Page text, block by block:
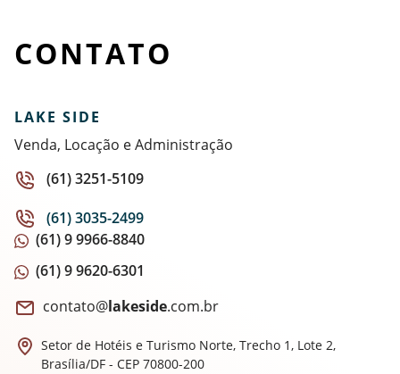
CONTATO
LAKE SIDE
Venda, Locação e Administração
(61) 3251-5109
(61) 3035-2499
(61) 9 9966-8840
(61) 9 9620-6301
contato@lakeside.com.br
Setor de Hotéis e Turismo Norte, Trecho 1,Lote 2,
Brasília/DF - CEP 70800-200